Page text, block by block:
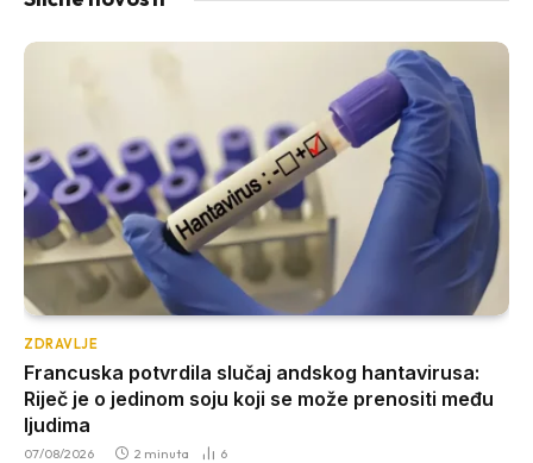
ZDRAVLJE
Francuska potvrdila slučaj andskog hantavirusa:
Riječ je o jedinom soju koji se može prenositi među
ljudima
07/08/2026 2 minuta 6